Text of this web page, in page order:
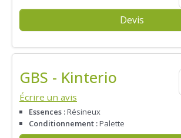
Devis
GBS - Kinterio
Écrire un avis
Essences :Résineux
Conditionnement :Palette